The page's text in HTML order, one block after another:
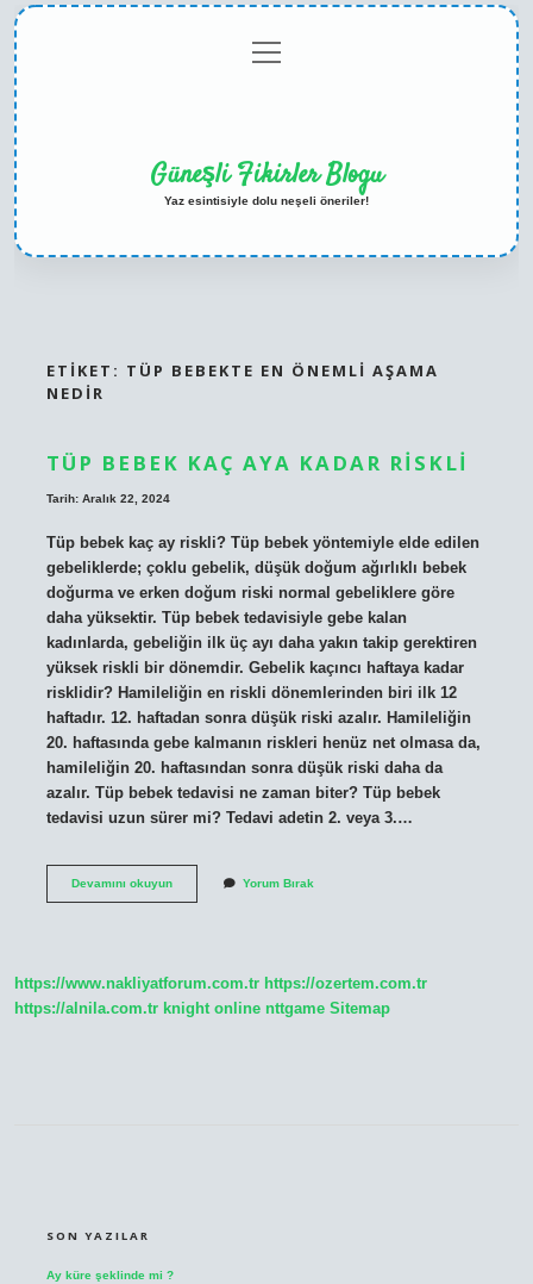
menüyü
aç
Güneşli Fikirler Blogu
Yaz esintisiyle dolu neşeli öneriler!
ETIKET: TÜP BEBEKTE EN ÖNEMLI AŞAMA
NEDIR
TÜP BEBEK KAÇ AYA KADAR RISKLI
Tarih: Aralık 22, 2024
Tüp bebek kaç ay riskli? Tüp bebek yöntemiyle elde edilen
gebeliklerde; çoklu gebelik, düşük doğum ağırlıklı bebek
doğurma ve erken doğum riski normal gebeliklere göre
daha yüksektir. Tüp bebek tedavisiyle gebe kalan
kadınlarda, gebeliğin ilk üç ayı daha yakın takip gerektiren
yüksek riskli bir dönemdir. Gebelik kaçıncı haftaya kadar
risklidir? Hamileliğin en riskli dönemlerinden biri ilk 12
haftadır. 12. haftadan sonra düşük riski azalır. Hamileliğin
20. haftasında gebe kalmanın riskleri henüz net olmasa da,
hamileliğin 20. haftasından sonra düşük riski daha da
azalır. Tüp bebek tedavisi ne zaman biter? Tüp bebek
tedavisi uzun sürer mi? Tedavi adetin 2. veya 3.…
Devamını okuyunTüp
Yorum Bırak
https://www.nakliyatforum.com.tr https://ozertem.com.tr
https://alnila.com.tr knight online nttgame Sitemap
SON YAZILAR
Ay küre şeklinde mi ?